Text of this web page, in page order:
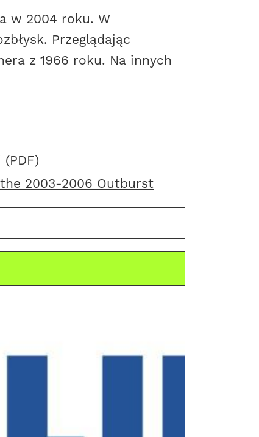
w 2004 roku. W
Przeglądając
z 1966 roku. Na innych
2003-2006 Outburst